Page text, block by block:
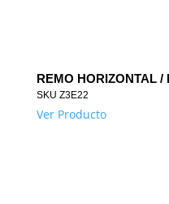
REMO HORIZONTAL /
SKU Z3E22
Ver Producto